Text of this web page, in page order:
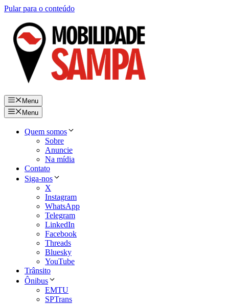
Pular para o conteúdo
Menu
Menu
Quem somos
Sobre
Anuncie
Na mídia
Contato
Siga-nos
X
Instagram
WhatsApp
Telegram
LinkedIn
Facebook
Threads
Bluesky
YouTube
Trânsito
Ônibus
EMTU
SPTrans